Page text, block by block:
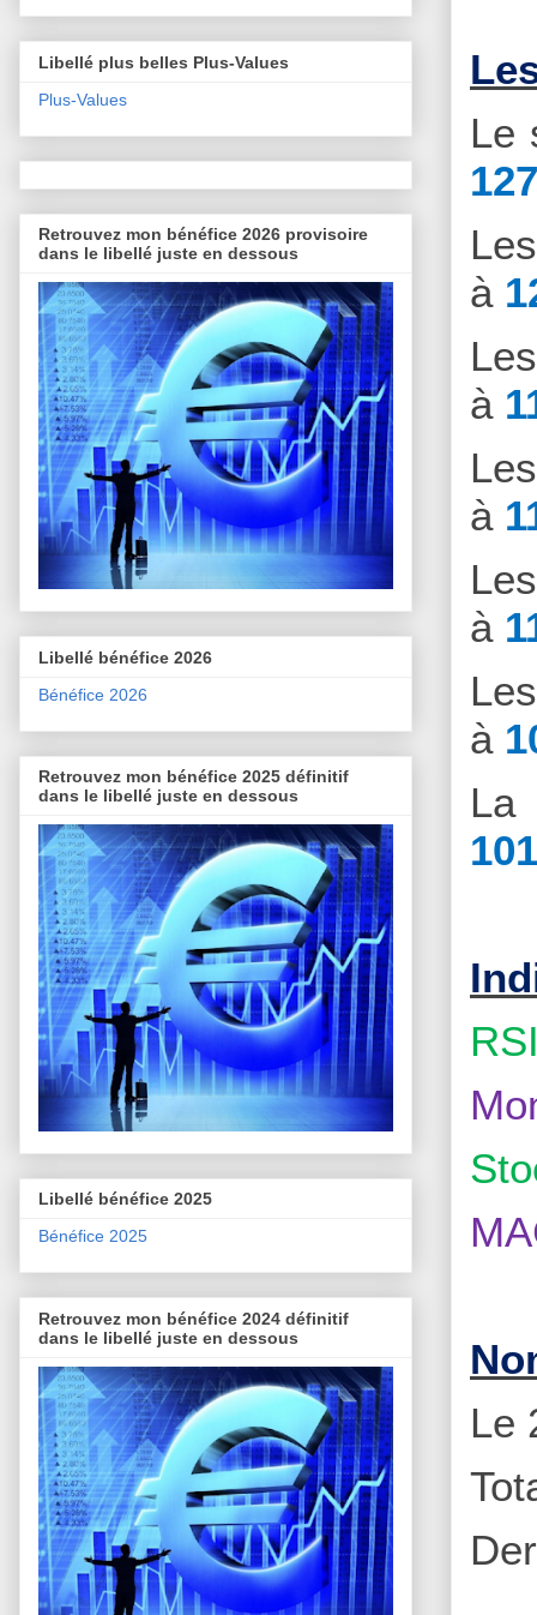
Le
à
à
à
à
à
La
Le
Libellé plus belles Plus-Values
Plus-Values
Retrouvez mon bénéfice 2026 provisoire
dans le libellé juste en dessous
Libellé bénéfice 2026
Bénéfice 2026
Retrouvez mon bénéfice 2025 définitif
dans le libellé juste en dessous
Libellé bénéfice 2025
Bénéfice 2025
Retrouvez mon bénéfice 2024 définitif
dans le libellé juste en dessous